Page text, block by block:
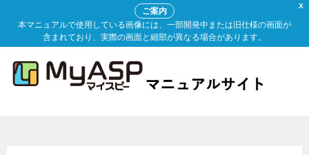
X
ご案内
本マニュアルで使用している画像には、一部開発中または旧仕様の画面が
含まれており、実際の画面と細部が異なる場合があります。